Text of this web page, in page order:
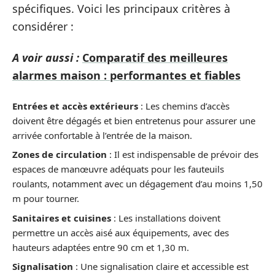
spécifiques. Voici les principaux critères à
considérer :
A voir aussi : Comparatif des meilleures
alarmes maison : performantes et fiables
Entrées et accès extérieurs : Les chemins d’accès
doivent être dégagés et bien entretenus pour assurer une
arrivée confortable à l’entrée de la maison.
Zones de circulation : Il est indispensable de prévoir des
espaces de manœuvre adéquats pour les fauteuils
roulants, notamment avec un dégagement d’au moins 1,50
m pour tourner.
Sanitaires et cuisines : Les installations doivent
permettre un accès aisé aux équipements, avec des
hauteurs adaptées entre 90 cm et 1,30 m.
Signalisation : Une signalisation claire et accessible est